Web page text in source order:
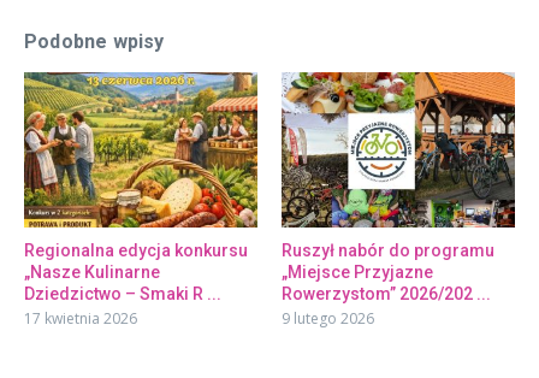
Podobne wpisy
Regionalna edycja konkursu
„Nasze Kulinarne
Dziedzictwo – Smaki R ...
17 kwietnia 2026
Ruszył nabór do programu
„Miejsce Przyjazne
Rowerzystom” 2026/202 ...
9 lutego 2026